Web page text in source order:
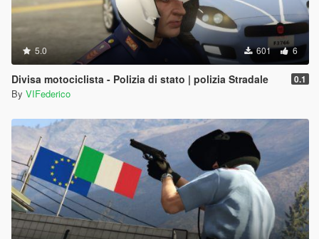
5.0 601 6
Divisa motociclista - Polizia di stato | polizia Stradale 0.1
By VIFederico